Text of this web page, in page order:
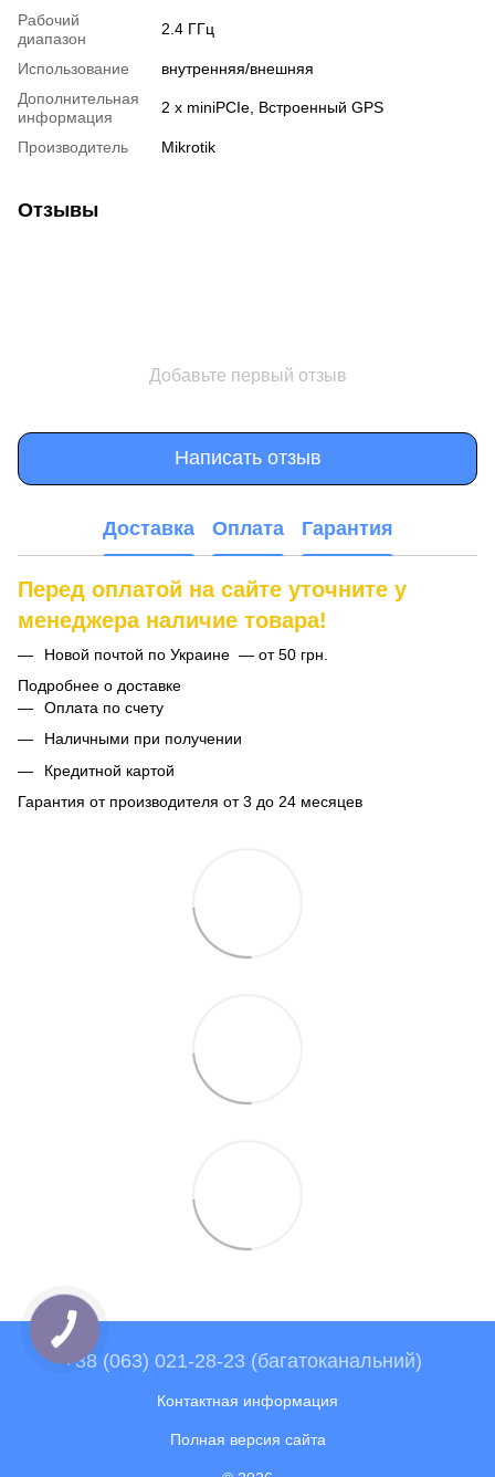
Рабочий
диапазон
2.4 ГГц
Использование
внутренняя/внешняя
Дополнительная
информация
2 x miniPCIe, Встроенный GPS
Производитель Mikrotik
Отзывы
Добавьте первый отзыв
Написать отзыв
Доставка Оплата Гарантия
Перед оплатой на сайте уточните у
менеджера наличие товара!
Новой почтой по Украине — от 50 грн.
Подробнее о доставке
Оплата по счету
Наличными при получении
Кредитной картой
Гарантия от производителя от 3 до 24 месяцев
+38 (063) 021-28-23 (багатоканальний)
Контактная информация
Полная версия сайта